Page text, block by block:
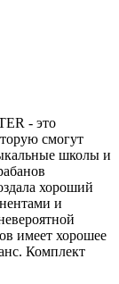
- это
смогут
школы и
хороший
и
имеет хорошее
Комплект